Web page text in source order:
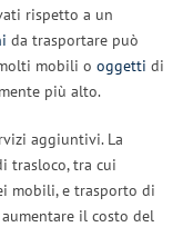
rispetto a un
da trasportare può
mobili o oggetti di
più alto.
aggiuntivi. La
trasloco, tra cui
mobili, e trasporto di
il costo del